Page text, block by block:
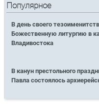
Популярное
В день своего
Божественную литургию в
Владивостока
В канун престольного
Павла состоялось